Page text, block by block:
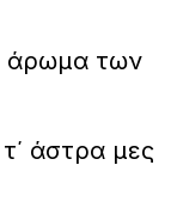
άρωμα των
άστρα μες